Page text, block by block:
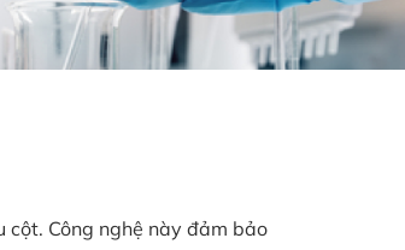
Công nghệ này đảm bảo